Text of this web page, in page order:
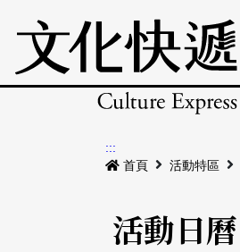
:::
首頁
活動特區
活動日曆